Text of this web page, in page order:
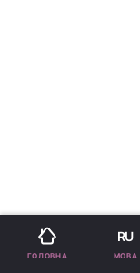
ГОЛОВНА
RU
МОВА